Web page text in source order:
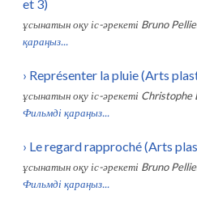
et 3)
ұсынатын оқу іс-әрекеті Bruno
қараңыз...
› Représenter la pluie (Arts
ұсынатын оқу іс-әрекеті Christophe
Фильмді қараңыз...
› Le regard rapproché (Arts
ұсынатын оқу іс-әрекеті Bruno
Фильмді қараңыз...